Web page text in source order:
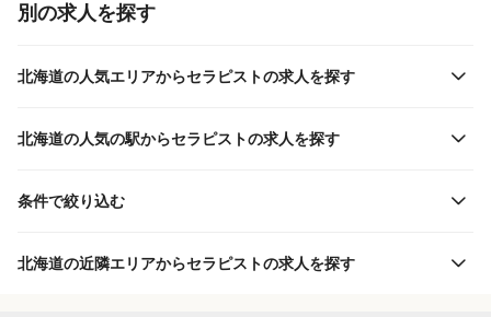
別の求人を探す
北海道の人気エリアからセラピストの求人を探す
北海道の人気の駅からセラピストの求人を探す
条件で絞り込む
北海道の近隣エリアからセラピストの求人を探す